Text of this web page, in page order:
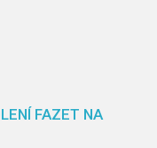
FAZET NA